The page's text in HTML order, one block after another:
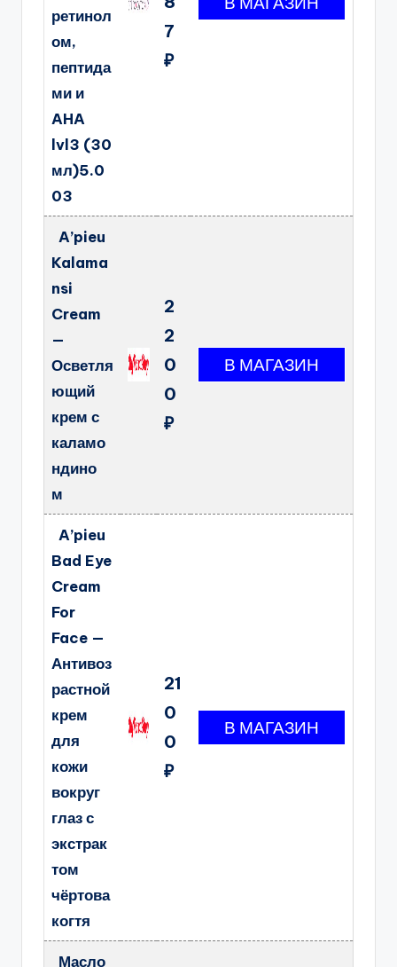
ретинол
ом,
пептида
ми и
AHA
lvl3 (30
мл)5.0
03
7
₽
A’pieu
Kalama
nsi
Cream
—
Осветля
ющий
крем с
каламо
ндино
м
2
2
0
0
₽
A’pieu
Bad Eye
Cream
For
Face —
Антивоз
растной
крем
для
кожи
вокруг
глаз с
экстрак
том
чёртова
когтя
21
0
0
₽
Масло